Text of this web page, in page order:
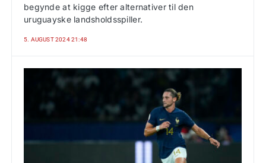
begynde at kigge efter alternativer til den
uruguayske landsholdsspiller.
5. AUGUST 2024 21:48